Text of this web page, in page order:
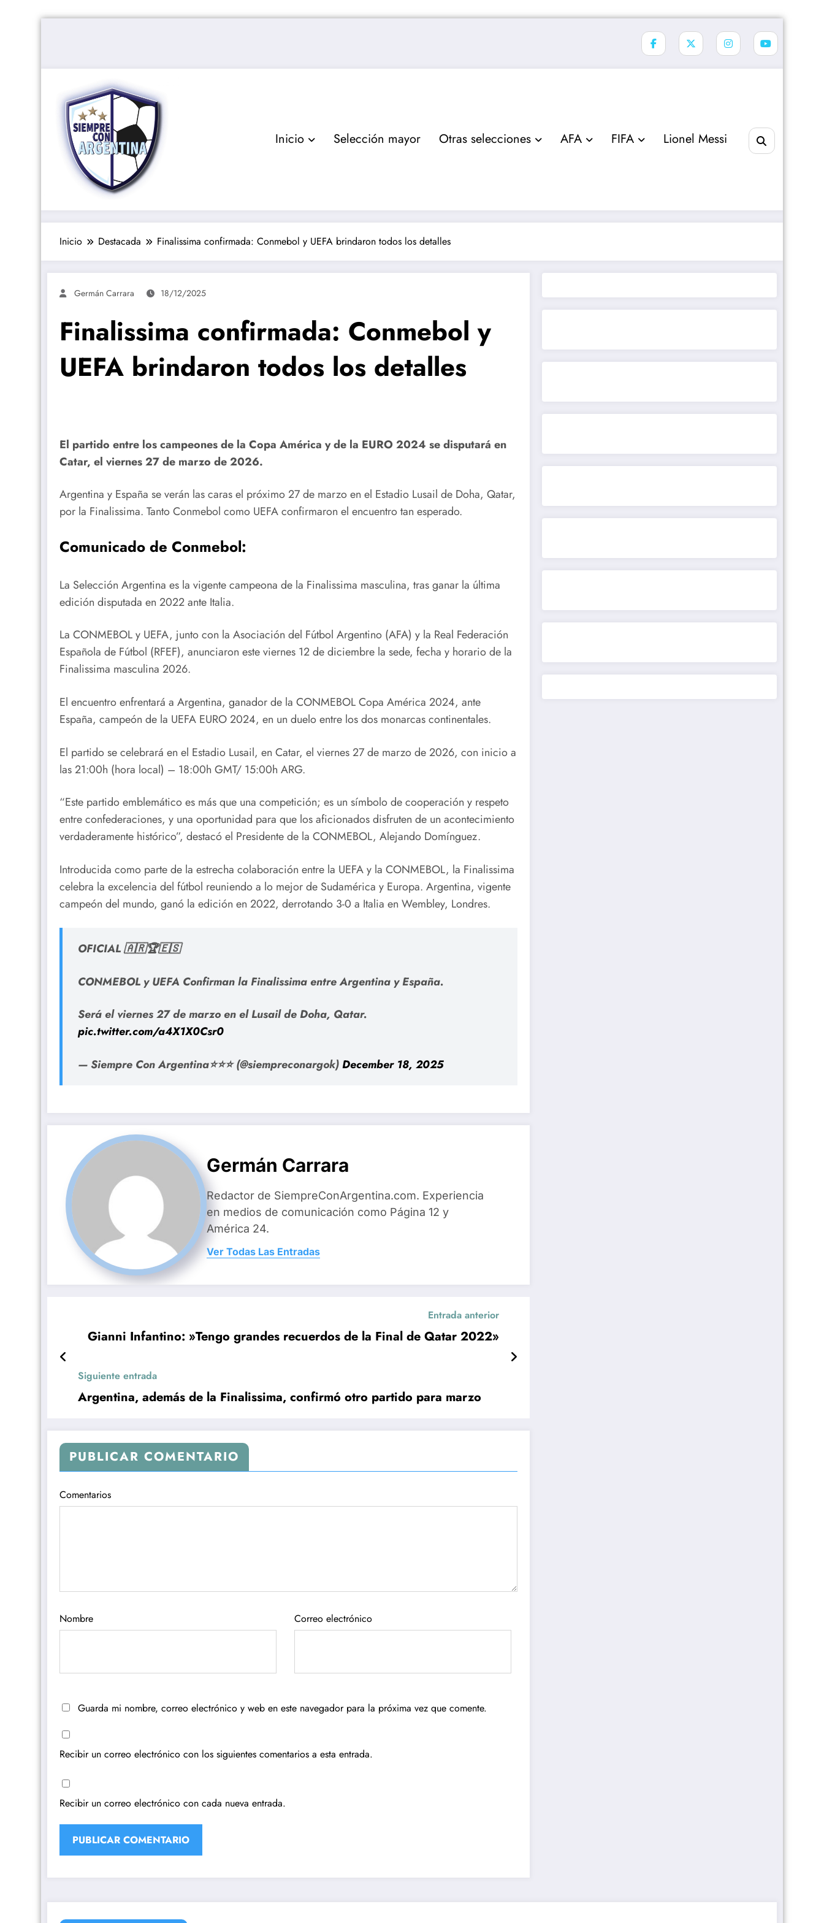
Inicio Selección mayor Otras selecciones AFA FIFA Lionel Messi
Inicio Destacada Finalissima confirmada: Conmebol y UEFA brindaron todos los detalles
Germán Carrara 18/12/2025
Finalissima confirmada: Conmebol y
UEFA brindaron todos los detalles
El partido entre los campeones de la Copa América y de la EURO 2024 se disputará en
Catar, el viernes 27 de marzo de 2026.
Argentina y España se verán las caras el próximo 27 de marzo en el Estadio Lusail de Doha, Qatar,
por la Finalissima. Tanto Conmebol como UEFA confirmaron el encuentro tan esperado.
Comunicado de Conmebol:
La Selección Argentina es la vigente campeona de la Finalissima masculina, tras ganar la última
edición disputada en 2022 ante Italia.
La CONMEBOL y UEFA, junto con la Asociación del Fútbol Argentino (AFA) y la Real Federación
Española de Fútbol (RFEF), anunciaron este viernes 12 de diciembre la sede, fecha y horario de la
Finalissima masculina 2026.
El encuentro enfrentará a Argentina, ganador de la CONMEBOL Copa América 2024, ante
España, campeón de la UEFA EURO 2024, en un duelo entre los dos monarcas continentales.
El partido se celebrará en el Estadio Lusail, en Catar, el viernes 27 de marzo de 2026, con inicio a
las 21:00h (hora local) – 18:00h GMT/ 15:00h ARG.
“Este partido emblemático es más que una competición; es un símbolo de cooperación y respeto
entre confederaciones, y una oportunidad para que los aficionados disfruten de un acontecimiento
verdaderamente histórico”, destacó el Presidente de la CONMEBOL, Alejando Domínguez.
Introducida como parte de la estrecha colaboración entre la UEFA y la CONMEBOL, la Finalissima
celebra la excelencia del fútbol reuniendo a lo mejor de Sudamérica y Europa. Argentina, vigente
campeón del mundo, ganó la edición en 2022, derrotando 3-0 a Italia en Wembley, Londres.
OFICIAL 🇦🇷🏆🇪🇸
CONMEBOL y UEFA Confirman la Finalissima entre Argentina y España.
Será el viernes 27 de marzo en el Lusail de Doha, Qatar.
pic.twitter.com/a4X1X0Csr0
— Siempre Con Argentina⭐⭐⭐ (@siempreconargok)December 18, 2025
Germán Carrara
Redactor de SiempreConArgentina.com. Experiencia
en medios de comunicación como Página 12 y
América 24.
Ver Todas Las Entradas
Entrada anterior
Gianni Infantino: »Tengo grandes recuerdos de la Final de Qatar 2022»
Siguiente entrada
Argentina, además de la Finalissima, confirmó otro partido para marzo
PUBLICAR COMENTARIO
Comentarios
Nombre Correo electrónico
Guarda mi nombre, correo electrónico y web en este navegador para la próxima vez que comente.
Recibir un correo electrónico con los siguientes comentarios a esta entrada.
Recibir un correo electrónico con cada nueva entrada.